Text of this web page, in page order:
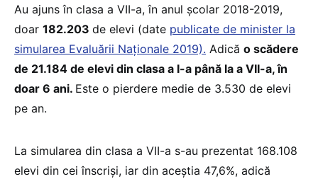
Au ajuns în clasa a VII-a, în anul școlar 2018-2019,
doar 182.203 de elevi (date publicate de minister la
simularea Evaluării Naționale 2019). Adică o scădere
de 21.184 de elevi din clasa a I-a până la a VII-a, în
doar 6 ani. Este o pierdere medie de 3.530 de elevi
pe an.
La simularea din clasa a VII-a s-au prezentat 168.108
elevi din cei înscriși, iar din aceștia 47,6%, adică